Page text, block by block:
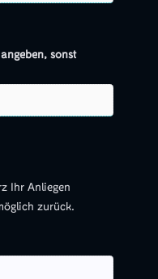
sonst
Ihr Anliegen
zurück.